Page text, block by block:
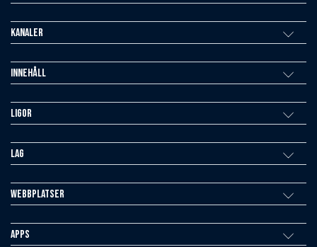
Kanaler
Innehåll
Ligor
Lag
Webbplatser
Apps